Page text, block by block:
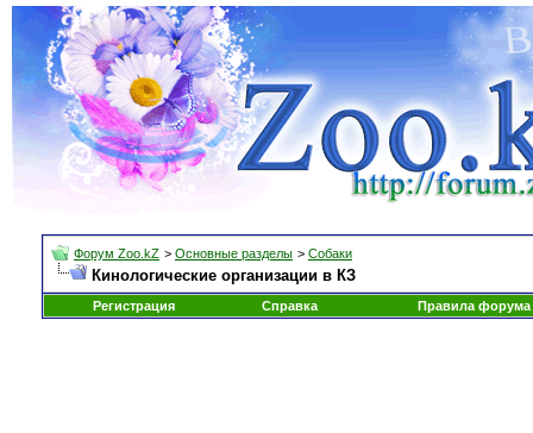
Форум Zoo.kZ > Основные разделы > Собаки
Кинологические организации в КЗ
Регистрация Справка Правила форума